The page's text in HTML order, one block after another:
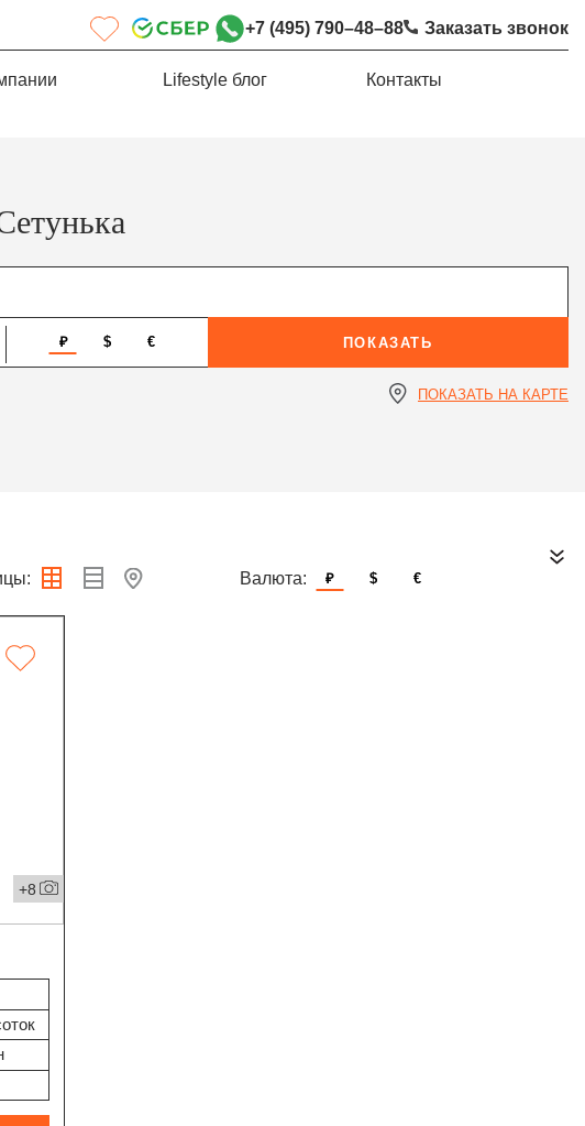
+7 (495) 790–48–88 Заказать звонок
Lifestyle блог Контакты
₽ $ € ПОКАЗАТЬ
ПОКАЗАТЬ НА КАРТЕ
Валюта: ₽ $ €
+8